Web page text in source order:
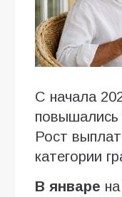
С начала
повышались
Рост
категории
В январе